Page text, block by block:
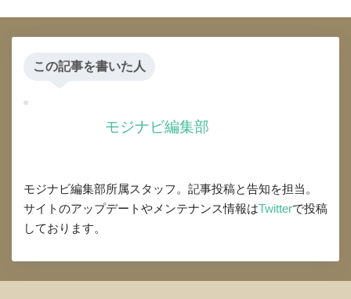
この記事を書いた人
モジナビ編集部
モジナビ編集部所属スタッフ。記事投稿と告知を担当。
サイトのアップデートやメンテナンス情報はTwitterで投稿
しております。